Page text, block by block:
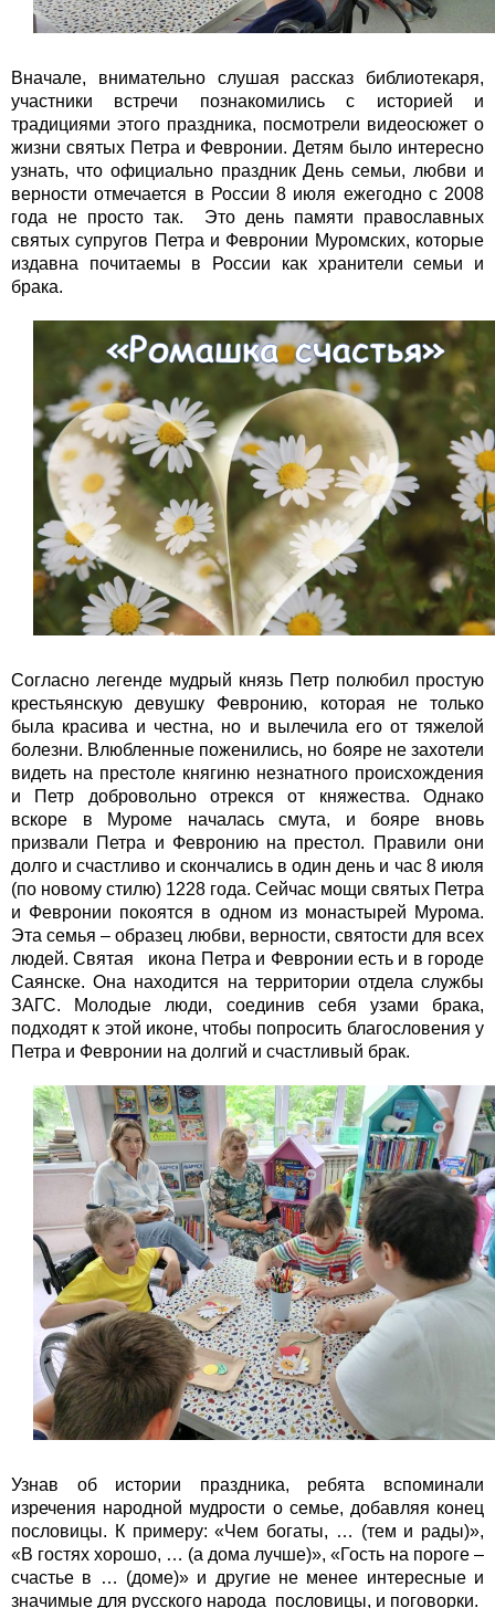
Вначале, внимательно слушая рассказ библиотекаря,
участники встречи познакомились с историей и
традициями этого праздника, посмотрели видеосюжет о
жизни святых Петра и Февронии. Детям было интересно
узнать, что официально праздник День семьи, любви и
верности отмечается в России 8 июля ежегодно с 2008
года не просто так. Это день памяти православных
святых супругов Петра и Февронии Муромских, которые
издавна почитаемы в России как хранители семьи и
брака.
Согласно легенде мудрый князь Петр полюбил простую
крестьянскую девушку Февронию, которая не только
была красива и честна, но и вылечила его от тяжелой
болезни. Влюбленные поженились, но бояре не захотели
видеть на престоле княгиню незнатного происхождения
и Петр добровольно отрекся от княжества. Однако
вскоре в Муроме началась смута, и бояре вновь
призвали Петра и Февронию на престол. Правили они
долго и счастливо и скончались в один день и час 8 июля
(по новому стилю) 1228 года. Сейчас мощи святых Петра
и Февронии покоятся в одном из монастырей Мурома.
Эта семья – образец любви, верности, святости для всех
людей. Святая икона Петра и Февронии есть и в городе
Саянске. Она находится на территории отдела службы
ЗАГС. Молодые люди, соединив себя узами брака,
подходят к этой иконе, чтобы попросить благословения у
Петра и Февронии на долгий и счастливый брак.
Узнав об истории праздника, ребята вспоминали
изречения народной мудрости о семье, добавляя конец
пословицы. К примеру: «Чем богаты, … (тем и рады)»,
«В гостях хорошо, … (а дома лучше)», «Гость на пороге –
счастье в … (доме)» и другие не менее интересные и
значимые для русского народа пословицы, и поговорки.